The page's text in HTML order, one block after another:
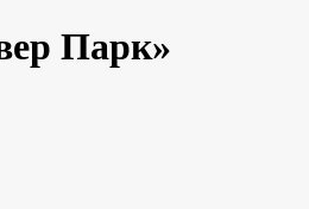
Парк»